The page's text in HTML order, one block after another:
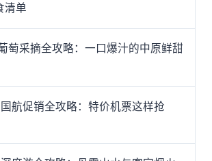
清单
萄采摘全攻略：一口爆汁的中原鲜甜
航促销全攻略：特价机票这样抢